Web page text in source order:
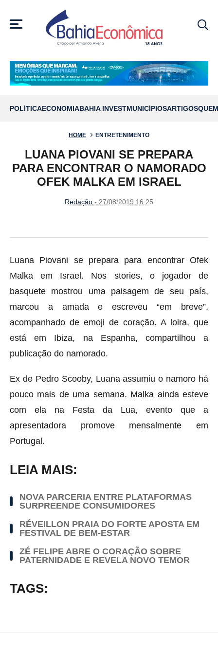
MENU
POLÍTICAECONOMIABAHIA INVESTMUNICÍPIOSARTIGOS
HOME ENTRETENIMENTO
LUANA PIOVANI SE PREPARA
PARA ENCONTRAR O NAMORADO
OFEK MALKA EM ISRAEL
Redação - 27/08/2019 16:25
Luana Piovani se prepara para encontrar Ofek
Malka em Israel. Nos stories, o jogador de
basquete mostrou uma paisagem de seu país,
marcou a amada e escreveu “em breve”,
acompanhado de emoji de coração. A loira, que
está em Ibiza, na Espanha, compartilhou a
publicação do namorado.
Ex de Pedro Scooby, Luana assumiu o namoro há
pouco mais de uma semana. Malka ainda esteve
com ela na Festa da Lua, evento que a
apresentadora promove mensalmente em
Portugal.
LEIA MAIS:
NOVA PARCERIA ENTRE PLATAFORMAS
SURPREENDE CONSUMIDORES
RÉVEILLON PRAIA DO FORTE APOSTA EM
FESTIVAL DE BEM-ESTAR
ZÉ FELIPE ABRE O CORAÇÃO SOBRE
PATERNIDADE E REVELA NOVO TEMOR
TAGS: